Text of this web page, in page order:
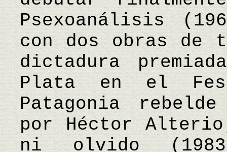
Psexoanálisis
con dos obras de
dictadura
Plata en el
Patagonia
por Héctor
ni olvido